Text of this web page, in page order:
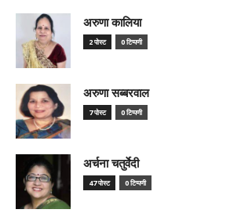
अरुणा कालिया
2 पोस्ट 0 टिप्पणी
अरुणा सब्बरवाल
7 पोस्ट 0 टिप्पणी
अर्चना चतुर्वेदी
47 पोस्ट 0 टिप्पणी